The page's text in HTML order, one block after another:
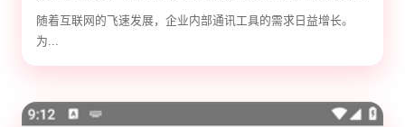
随着互联网的飞速发展，企业内部通讯工具的需求日益增长。
为...